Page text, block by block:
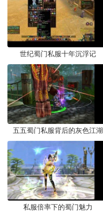
世纪蜀门私服十年沉浮记
五五蜀门私服背后的灰色江湖
私服倍率下的蜀门魅力